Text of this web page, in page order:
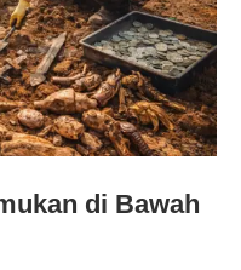
di Bawah